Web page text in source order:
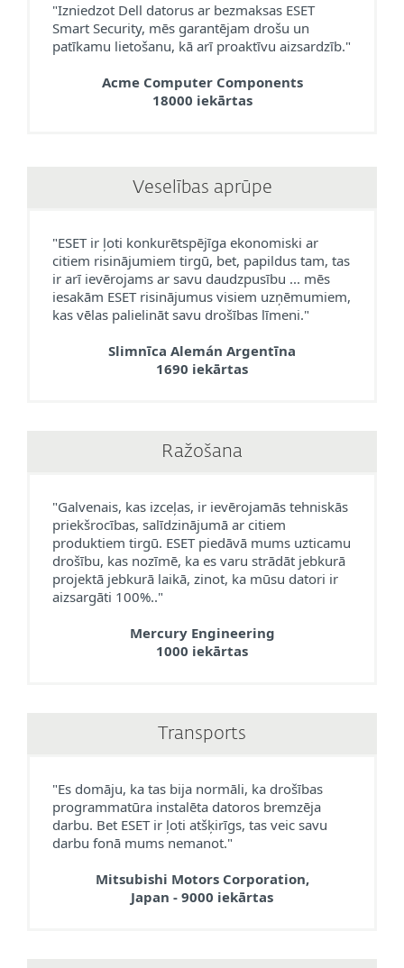
"Izniedzot Dell datorus ar bezmaksas ESET
Smart Security, mēs garantējam drošu un
patīkamu lietošanu, kā arī proaktīvu aizsardzīb."
Acme Computer Components
18000 iekārtas
Veselības aprūpe
"ESET ir ļoti konkurētspējīga ekonomiski ar
citiem risinājumiem tirgū, bet, papildus tam, tas
ir arī ievērojams ar savu daudzpusību ... mēs
iesakām ESET risinājumus visiem uzņēmumiem,
kas vēlas palielināt savu drošības līmeni."
Slimnīca Alemán Argentīna
1690 iekārtas
Ražošana
"Galvenais, kas izceļas, ir ievērojamās tehniskās
priekšrocības, salīdzinājumā ar citiem
produktiem tirgū. ESET piedāvā mums uzticamu
drošību, kas nozīmē, ka es varu strādāt jebkurā
projektā jebkurā laikā, zinot, ka mūsu datori ir
aizsargāti 100%.."
Mercury Engineering
1000 iekārtas
Transports
"Es domāju, ka tas bija normāli, ka drošības
programmatūra instalēta datoros bremzēja
darbu. Bet ESET ir ļoti atšķirīgs, tas veic savu
darbu fonā mums nemanot."
Mitsubishi Motors Corporation,
Japan - 9000 iekārtas